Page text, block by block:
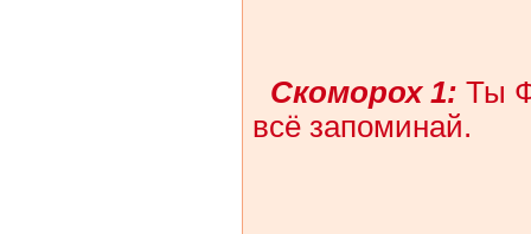
Скоморох 1: Ты
всё запоминай.